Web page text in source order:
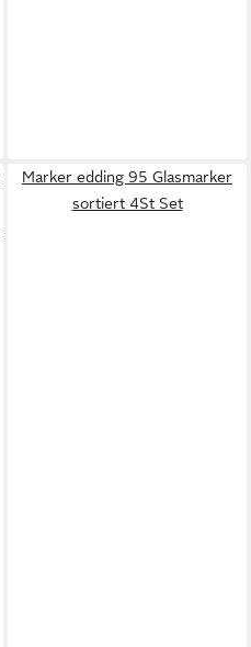
Marker edding 95 Glasmarker
sortiert 4St Set